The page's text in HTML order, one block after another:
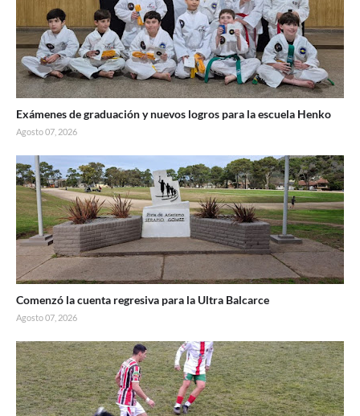
Exámenes de graduación y nuevos logros para la escuela Henko
Agosto 07, 2026
Comenzó la cuenta regresiva para la Ultra Balcarce
Agosto 07, 2026